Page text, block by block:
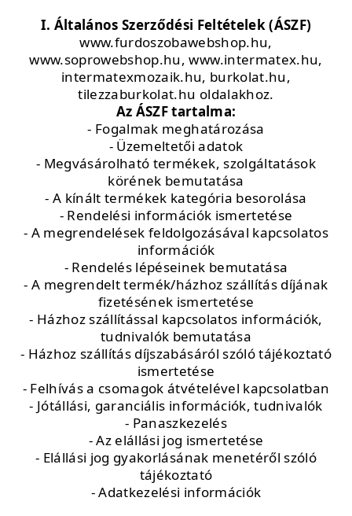
I. Általános Szerződési Feltételek(ÁSZF)
www.furdoszobawebshop.hu,
www.soprowebshop.hu, www.intermatex.hu,
intermatexmozaik.hu, burkolat.hu,
tilezzaburkolat.hu oldalakhoz.
Az ÁSZF tartalma:
- Fogalmak meghatározása
- Üzemeltetői adatok
- Megvásárolható termékek, szolgáltatások
körének bemutatása
- A kínált termékek kategória besorolása
- Rendelési információk ismertetése
- A megrendelések feldolgozásával kapcsolatos
információk
- Rendelés lépéseinek bemutatása
- A megrendelt termék/házhoz szállítás díjának
fizetésének ismertetése
- Házhoz szállítással kapcsolatos információk,
tudnivalók bemutatása
- Házhoz szállítás díjszabásáról szóló tájékoztató
ismertetése
- Felhívás a csomagok átvételével kapcsolatban
- Jótállási, garanciális információk, tudnivalók
- Panaszkezelés
- Az elállási jog ismertetése
- Elállási jog gyakorlásának menetéről szóló
tájékoztató
- Adatkezelési információk